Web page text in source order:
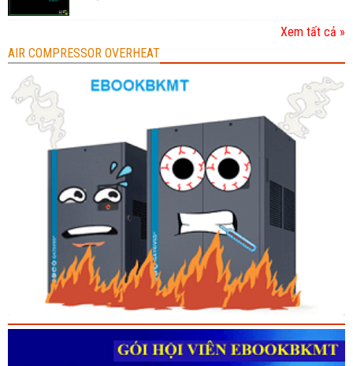
Xem tất cả »
AIR COMPRESSOR OVERHEAT